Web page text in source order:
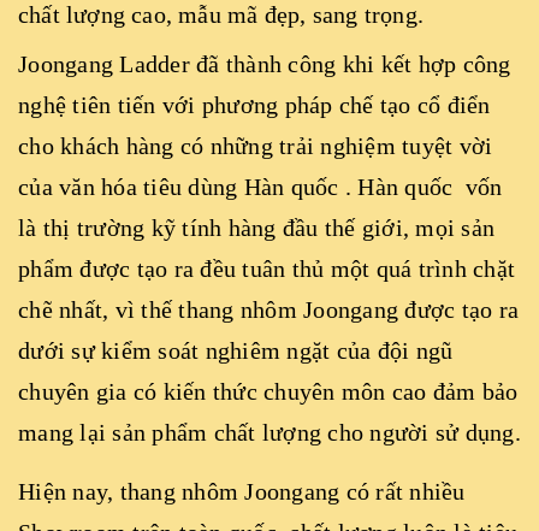
chất lượng cao, mẫu mã đẹp, sang trọng.
Joongang Ladder đã thành công khi kết hợp công
nghệ tiên tiến với phương pháp chế tạo cổ điển
cho khách hàng có những trải nghiệm tuyệt vời
của văn hóa tiêu dùng Hàn quốc . Hàn quốc vốn
là thị trường kỹ tính hàng đầu thế giới, mọi sản
phẩm được tạo ra đều tuân thủ một quá trình chặt
chẽ nhất, vì thế thang nhôm Joongang được tạo ra
dưới sự kiểm soát nghiêm ngặt của đội ngũ
chuyên gia có kiến thức chuyên môn cao đảm bảo
mang lại sản phẩm chất lượng cho người sử dụng.
Hiện nay, thang nhôm Joongang có rất nhiều